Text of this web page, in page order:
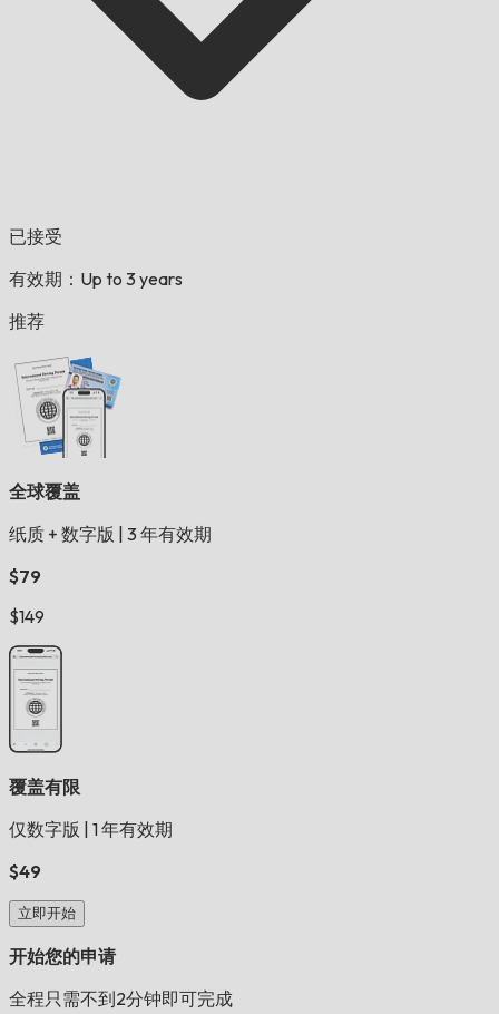
已接受
有效期：Up to 3 years
推荐
全球覆盖
纸质 + 数字版
3 年有效期
$79
$149
覆盖有限
仅数字版
1 年有效期
$49
立即开始
开始您的申请
全程只需不到2分钟即可完成